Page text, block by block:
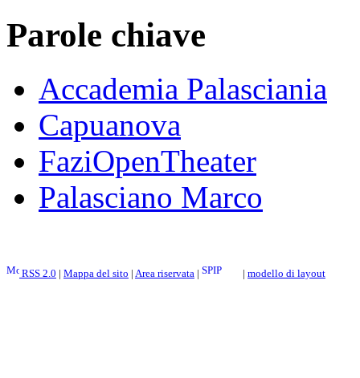
Parole chiave
Accademia Palasciania
Capuanova
FaziOpenTheater
Palasciano Marco
RSS 2.0 | Mappa del sito | Area riservata | | modello di layout